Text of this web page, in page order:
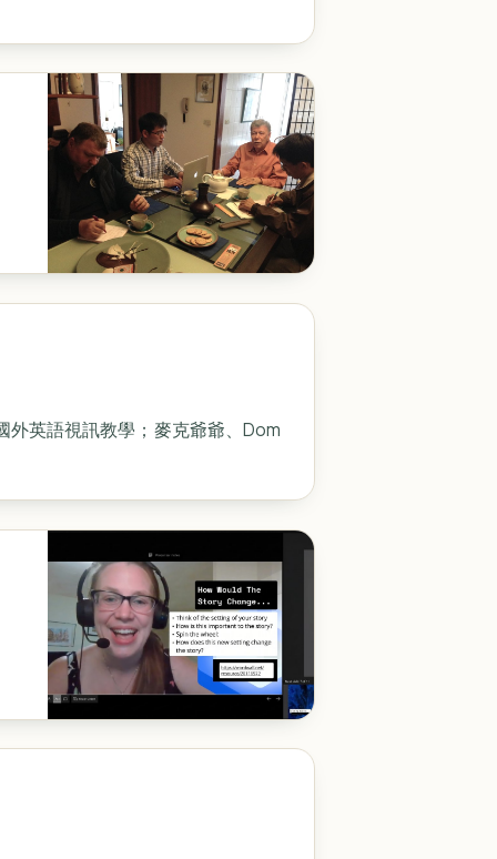
外英語視訊教學；麥克爺爺、Dom